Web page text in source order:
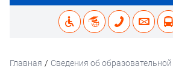
Главная / Сведения об